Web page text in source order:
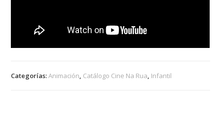
Categorías:Animación, Catálogo Cine Na Rua, Infantil